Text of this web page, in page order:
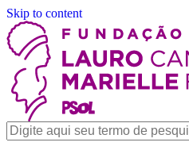
Skip to content